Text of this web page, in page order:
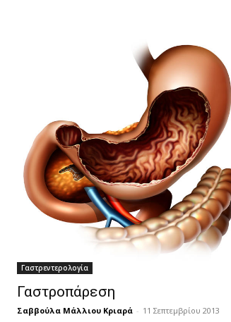
Γαστρεντερολογία
Γαστροπάρεση
Σαββούλα Μάλλιου Κριαρά - 11 Σεπτεμβρίου 2013